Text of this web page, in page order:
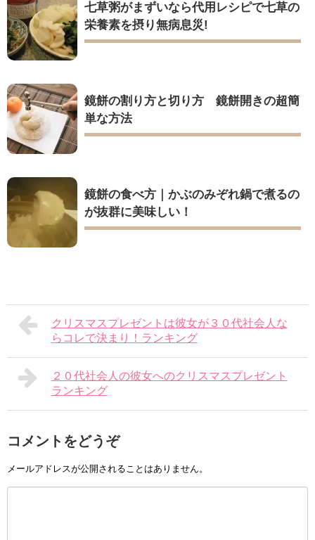
七草粥がまずいなら代用レシピで七草の
栄養素を摂り無病息災!
鏡餅の割り方と切り方 鏡餅開きの超簡
単な方法
鏡餅の食べ方｜かぶのみぞれ鍋で煮るの
が抜群に美味しい！
クリスマスプレゼントは彼女が３０代社会人な
らコレで決まり！ランキング
２０代社会人の彼女へのクリスマスプレゼント
ランキング
コメントをどうぞ
メールアドレスが公開されることはありません。